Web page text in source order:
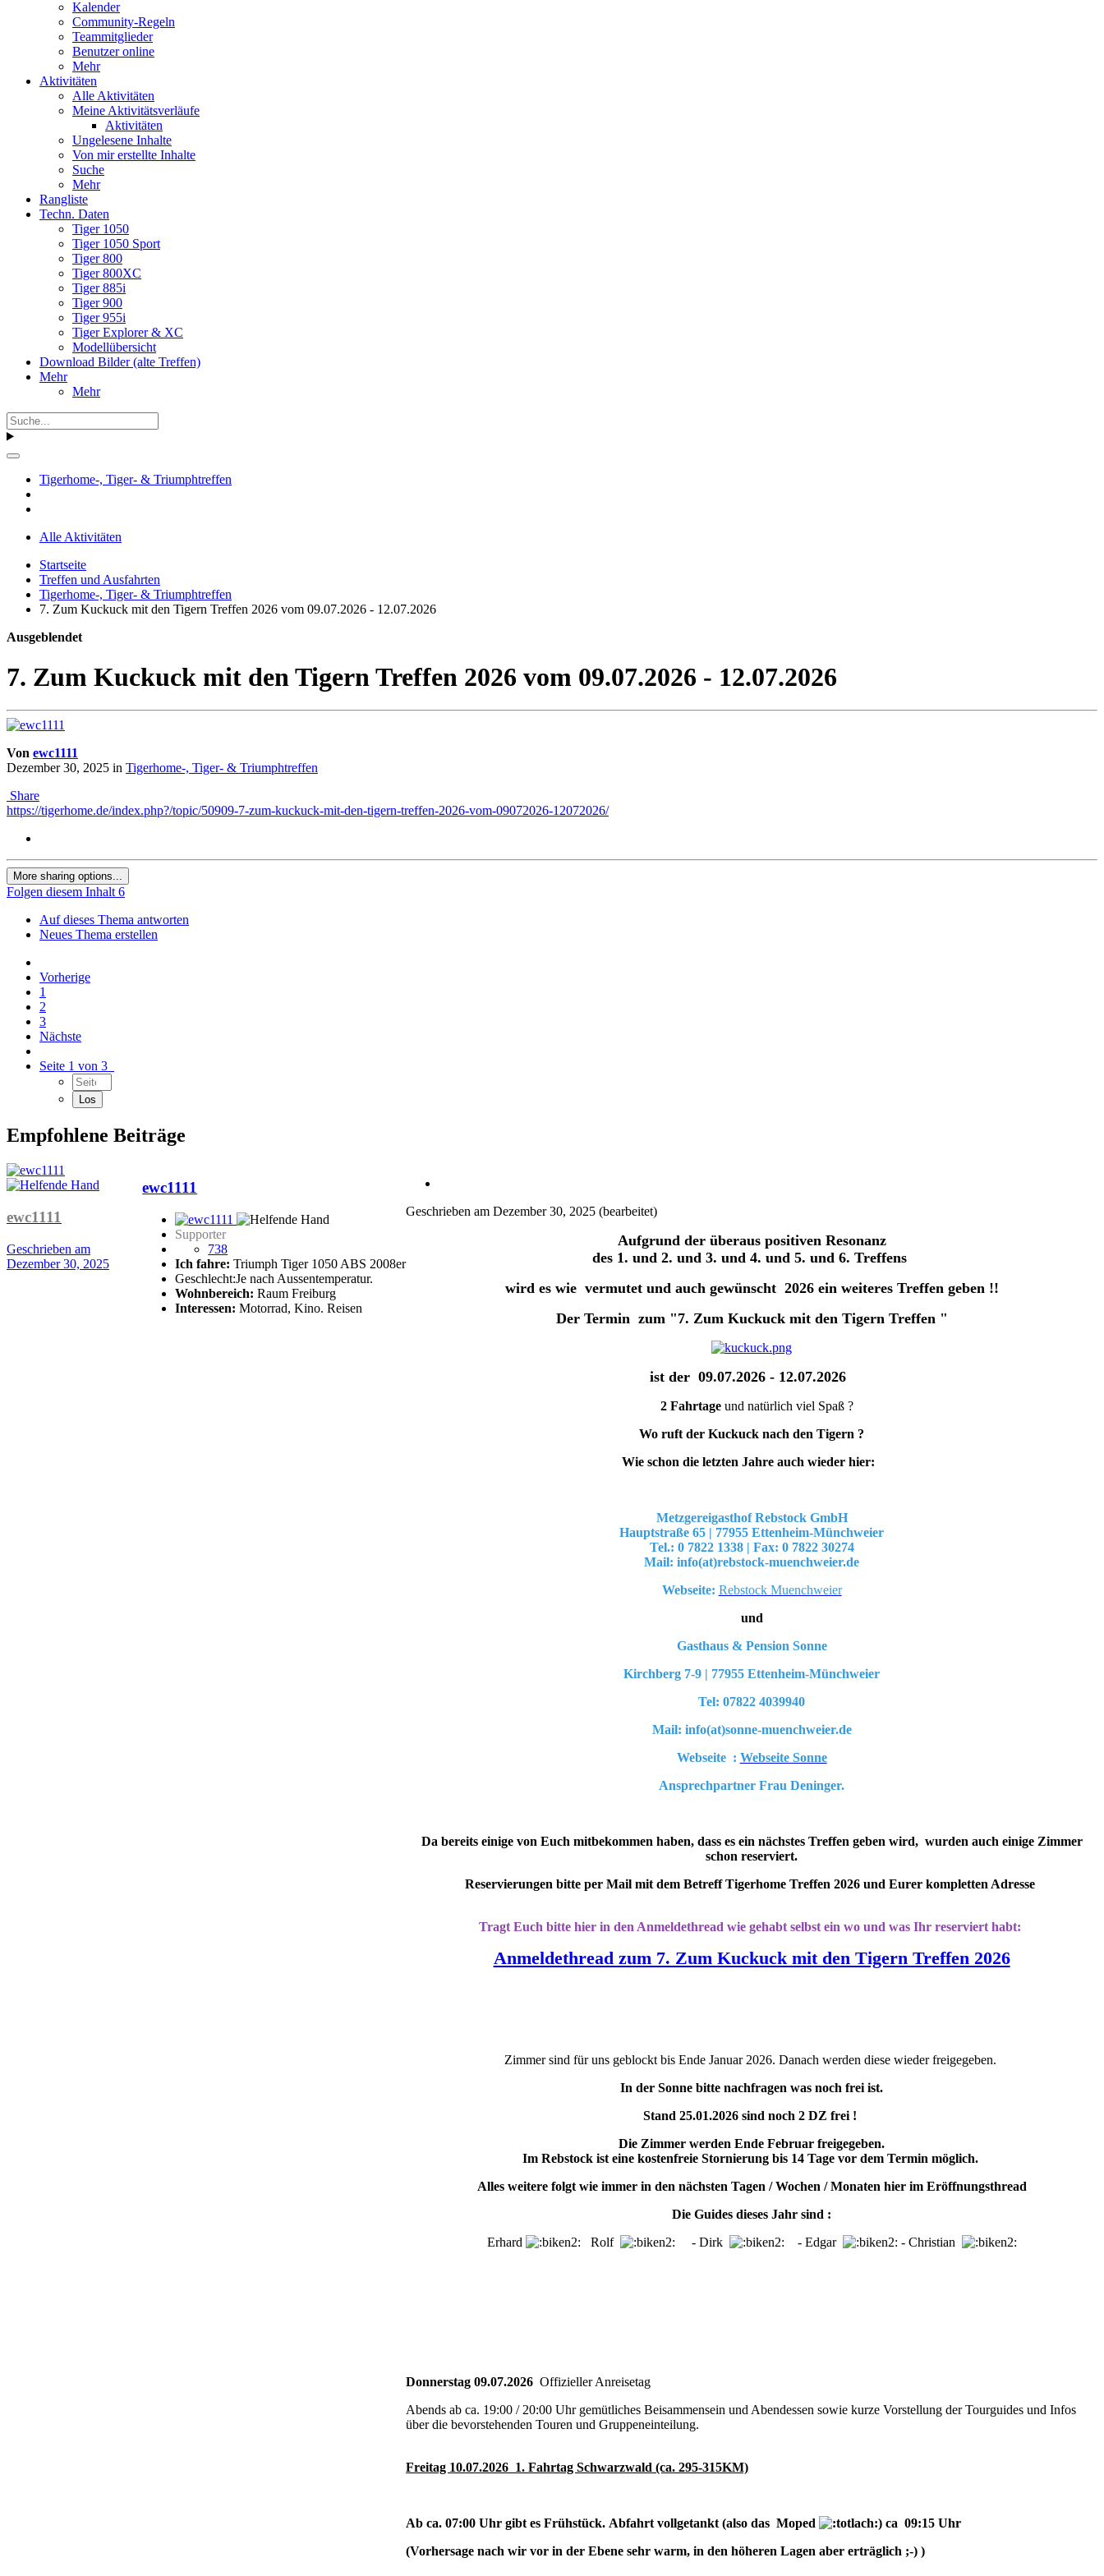
Kalender
Community-Regeln
Teammitglieder
Benutzer online
Mehr
Aktivitäten
Alle Aktivitäten
Meine Aktivitätsverläufe
Aktivitäten
Ungelesene Inhalte
Von mir erstellte Inhalte
Suche
Mehr
Rangliste
Techn. Daten
Tiger 1050
Tiger 1050 Sport
Tiger 800
Tiger 800XC
Tiger 885i
Tiger 900
Tiger 955i
Tiger Explorer & XC
Modellübersicht
Download Bilder (alte Treffen)
Mehr
Mehr
Tigerhome-, Tiger- & Triumphtreffen
Alle Aktivitäten
Startseite
Treffen und Ausfahrten
Tigerhome-, Tiger- & Triumphtreffen
7. Zum Kuckuck mit den Tigern Treffen 2026 vom 09.07.2026 - 12.07.2026
Ausgeblendet
7. Zum Kuckuck mit den Tigern Treffen 2026 vom 09.07.2026 - 12.07.2026
Von ewc1111
Dezember 30, 2025 in Tigerhome-, Tiger- & Triumphtreffen
Share
https://tigerhome.de/index.php?/topic/50909-7-zum-kuckuck-mit-den-tigern-treffen-2026-vom-09072026-12072026/
More sharing options...
Folgen diesem Inhalt 6
Auf dieses Thema antworten
Neues Thema erstellen
Vorherige
1
2
3
Nächste
Seite 1 von 3
Empfohlene Beiträge
ewc1111
Geschrieben am
Dezember 30, 2025
ewc1111
Supporter
738
Ich fahre: Triumph Tiger 1050 ABS 2008er
Geschlecht:Je nach Aussentemperatur.
Wohnbereich: Raum Freiburg
Interessen: Motorrad, Kino. Reisen
Geschrieben amDezember 30, 2025 (bearbeitet)
Aufgrund der überaus positiven Resonanz
des 1. und 2. und 3. und 4. und 5. und 6. Treffens
wird es wie vermutet und auch gewünscht 2026 ein weiteres Treffen geben !!
Der Termin zum "7. Zum Kuckuck mit den Tigern Treffen "
ist der 09.07.2026 - 12.07.2026
2 Fahrtage und natürlich viel Spaß ?
Wo ruft der Kuckuck nach den Tigern ?
Wie schon die letzten Jahre auch wieder hier:
Metzgereigasthof Rebstock GmbH
Hauptstraße 65 | 77955 Ettenheim-Münchweier
Tel.: 0 7822 1338 | Fax: 0 7822 30274
Mail: info(at)rebstock-muenchweier.de
Webseite: Rebstock Muenchweier
und
Gasthaus & Pension Sonne
Kirchberg 7-9 | 77955 Ettenheim-Münchweier
Tel: 07822 4039940
Mail: info(at)sonne-muenchweier.de
Webseite : Webseite Sonne
Ansprechpartner Frau Deninger.
Da bereits einige von Euch mitbekommen haben, dass es ein nächstes Treffen geben wird, wurden auch einige Zimmer
schon reserviert.
Reservierungen bitte per Mail mit dem Betreff Tigerhome Treffen 2026 und Eurer kompletten Adresse
Tragt Euch bitte hier in den Anmeldethread wie gehabt selbst ein wo und was Ihr reserviert habt:
Anmeldethread zum 7. Zum Kuckuck mit den Tigern Treffen 2026
Zimmer sind für uns geblockt bis Ende Januar 2026. Danach werden diese wieder freigegeben.
In der Sonne bitte nachfragen was noch frei ist.
Stand 25.01.2026 sind noch 2 DZ frei !
Die Zimmer werden Ende Februar freigegeben.
Im Rebstock ist eine kostenfreie Stornierung bis 14 Tage vor dem Termin möglich.
Alles weitere folgt wie immer in den nächsten Tagen / Wochen / Monaten hier im Eröffnungsthread
Die Guides dieses Jahr sind :
Erhard
Rolf - Dirk - Edgar - Christian
Donnerstag 09.07.2026 Offizieller Anreisetag
Abends ab ca. 19:00 / 20:00 Uhr gemütliches Beisammensein und Abendessen sowie kurze Vorstellung der Tourguides und Infos
über die bevorstehenden Touren und Gruppeneinteilung.
Freitag 10.07.2026 1. Fahrtag Schwarzwald (ca. 295-315KM)
Ab ca. 07:00 Uhr gibt es Frühstück. Abfahrt vollgetankt (also das Moped
) ca 09:15 Uhr
(Vorhersage nach wir vor in der Ebene sehr warm, in den höheren Lagen aber erträglich ;-) )